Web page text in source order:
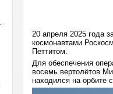
20 апреля 2025 года
космонавтами
Петтитом.
Для обеспечения
восемь вертолётов
находился на орбите